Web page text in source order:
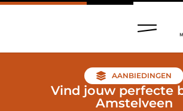
AANBIEDINGEN
Vind jouw perfecte
Amstelveen